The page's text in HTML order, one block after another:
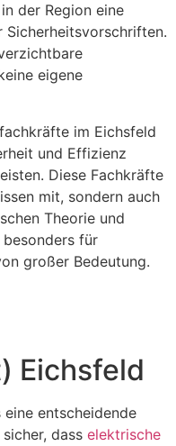
der Region eine
Sicherheitsvorschriften.
eigene
im Eichsfeld
und Effizienz
Diese Fachkräfte
mit, sondern auch
Theorie und
für
großer Bedeutung.
Eichsfeld
eine entscheidende
dass elektrische